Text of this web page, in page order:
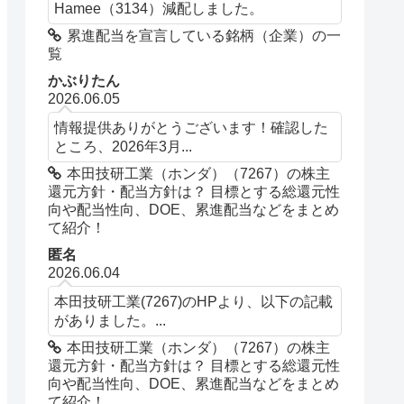
Hamee（3134）減配しました。
累進配当を宣言している銘柄（企業）の一
覧
かぶりたん
2026.06.05
情報提供ありがとうございます！確認した
ところ、2026年3月...
本田技研工業（ホンダ）（7267）の株主
還元方針・配当方針は？ 目標とする総還元性
向や配当性向、DOE、累進配当などをまとめ
て紹介！
匿名
2026.06.04
本田技研工業(7267)のHPより、以下の記載
がありました。...
本田技研工業（ホンダ）（7267）の株主
還元方針・配当方針は？ 目標とする総還元性
向や配当性向、DOE、累進配当などをまとめ